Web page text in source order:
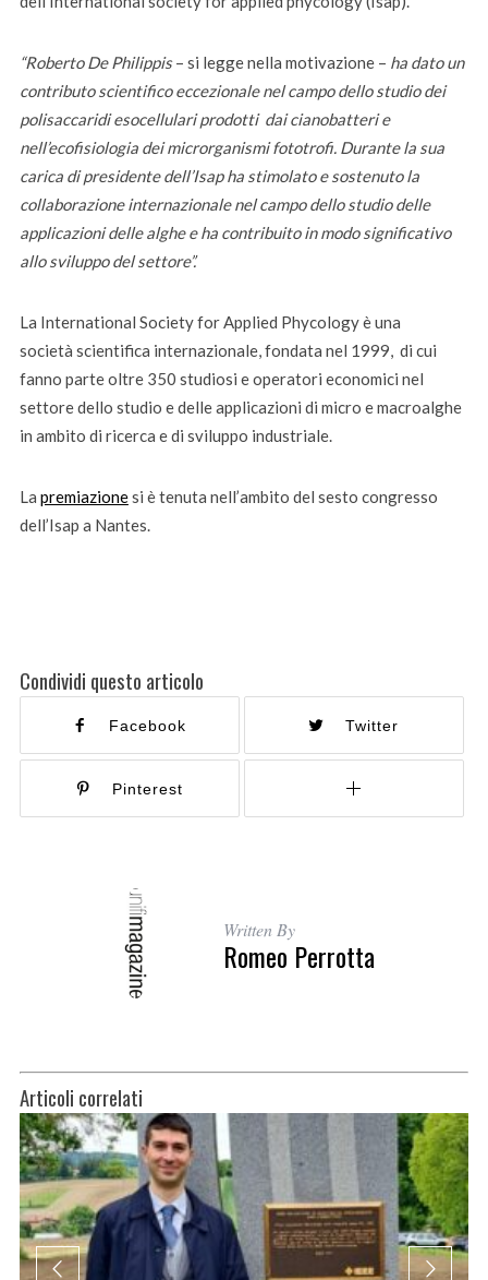
“Roberto De Philippis– si legge nella motivazione – ha dato un
contributo scientifico eccezionale nel campodello studio dei
polisaccaridi esocellulariprodotti dai cianobatteri e
nell’ecofisiologia dei microrganismifototrofi. Durante la sua
carica di presidente dell’Isap ha stimolato e sostenuto la
collaborazioneinternazionalenel campo dellostudio delle
applicazioni delle alghe e ha contribuito in modo significativo
allo sviluppo del settore”.
La International Society for Applied Phycology è una
società scientifica internazionale, fondata nel 1999, di cui
fanno parte oltre 350 studiosi e operatori economici nel
settore dello studio e delle applicazioni di micro e macroalghe
in ambito di ricerca e di sviluppo industriale.
La premiazionesi è tenuta nell’ambito del sesto congresso
dell’Isap a Nantes.
Condividi questo articolo
Facebook Twitter
Pinterest
Written By
Romeo Perrotta
Articoli correlati